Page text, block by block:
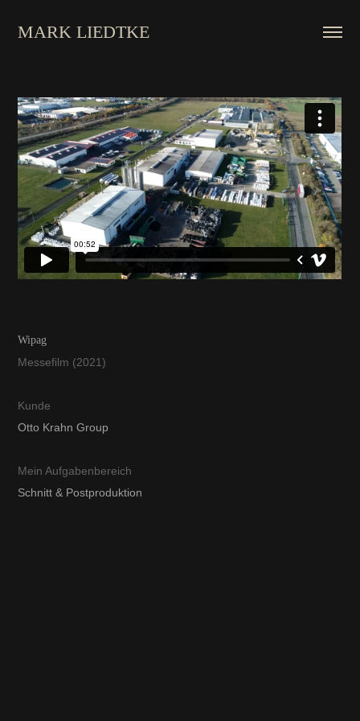
MARK LIEDTKE
Wipag
Messefilm (2021)
Kunde
Otto Krahn Group
Mein Aufgabenbereich
Schnitt & Postproduktion